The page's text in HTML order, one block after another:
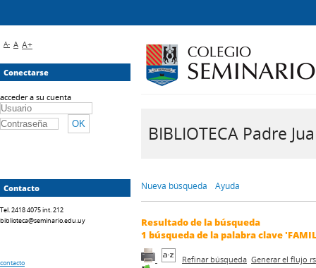
BIBLIOTECA Padre
Nueva búsqueda Ayuda
Resultado de la búsqueda
1 búsqueda de la palabra clave
Refinar búsqueda Generar el flujo
A- A A+
Conectarse
acceder a su cuenta
Contacto
Tel. 2418 4075 int. 212
biblioteca@seminario.edu.uy
contacto